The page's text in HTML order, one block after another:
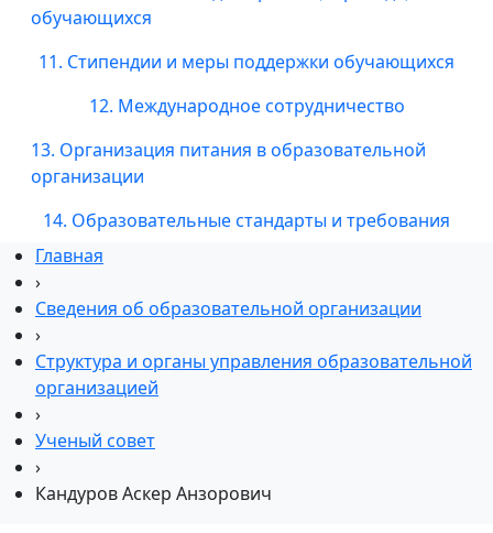
обучающихся
11. Стипендии и меры поддержки обучающихся
12. Международное сотрудничество
13. Организация питания в образовательной
организации
14. Образовательные стандарты и требования
Главная
›
Сведения об образовательной организации
›
Структура и органы управления образовательной
организацией
›
Ученый совет
›
Кандуров Аскер Анзорович